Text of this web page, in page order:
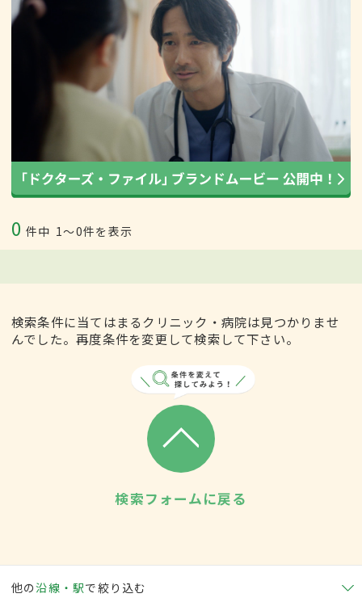
0 件中 1〜0件を表示
検索条件に当てはまるクリニック・病院は見つかりませ
んでした。再度条件を変更して検索して下さい。
検索フォームに戻る
他の沿線・駅で絞り込む